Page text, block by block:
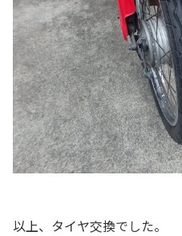
以上、タイヤ交換でした。